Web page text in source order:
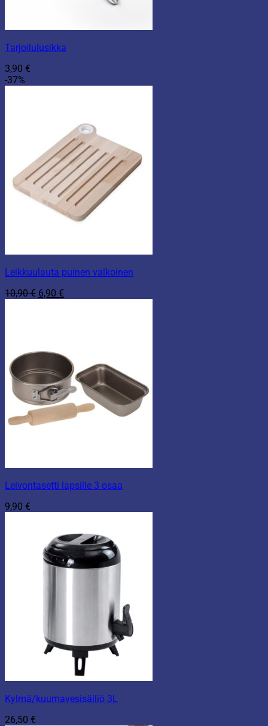
Tarjoilulusikka
3,90 €
-37%
Leikkuulauta puinen valkoinen
10,90€ Alkuperäinen
6,90 €
Leivontasetti lapsille 3 osaa
9,90 €
Kylmä/kuumavesisäiliö 3L
26,50 €